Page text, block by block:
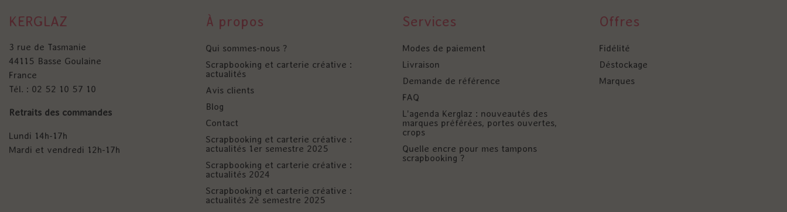
KERGLAZ
3 rue de Tasmanie
44115 Basse Goulaine
France
Tél. : 02 52 10 57 10
Retraits des commandes
Lundi 14h-17h
Mardi et vendredi 12h-17h
À propos
Qui sommes-nous ?
Scrapbooking et carterie créative :
actualités
Avis clients
Blog
Contact
Scrapbooking et carterie créative :
actualités 1er semestre 2025
Scrapbooking et carterie créative :
actualités 2024
Scrapbooking et carterie créative :
actualités 2è semestre 2025
Services
Modes de paiement
Livraison
Demande de référence
FAQ
L'agenda Kerglaz : nouveautés des
marques préférées, portes ouvertes,
crops
Quelle encre pour mes tampons
scrapbooking ?
Offres
Fidélité
Déstockage
Marques